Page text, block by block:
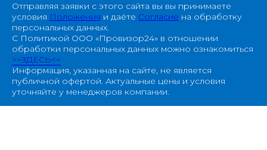
Отправляя заявки с этого сайта вы вы принимаете
условия Положения и даёте Согласие на обработку
персональных данных.
С Политикой ООО «Провизор24» в отношении
обработки персональных данных можно ознакомиться
>>ЗДЕСЬ<<
Информация, указанная на сайте, не является
публичной офертой. Актуальные цены и условия
уточняйте у менеджеров компании.